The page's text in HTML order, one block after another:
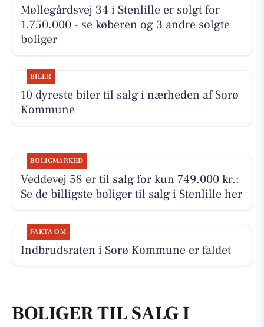
Møllegårdsvej 34 i Stenlille er solgt for
1.750.000 - se køberen og 3 andre solgte
boliger
BILER
10 dyreste biler til salg i nærheden af Sorø
Kommune
BOLIGMARKED
Veddevej 58 er til salg for kun 749.000 kr.:
Se de billigste boliger til salg i Stenlille her
FAKTA OM
Indbrudsraten i Sorø Kommune er faldet
BOLIGER TIL SALG I